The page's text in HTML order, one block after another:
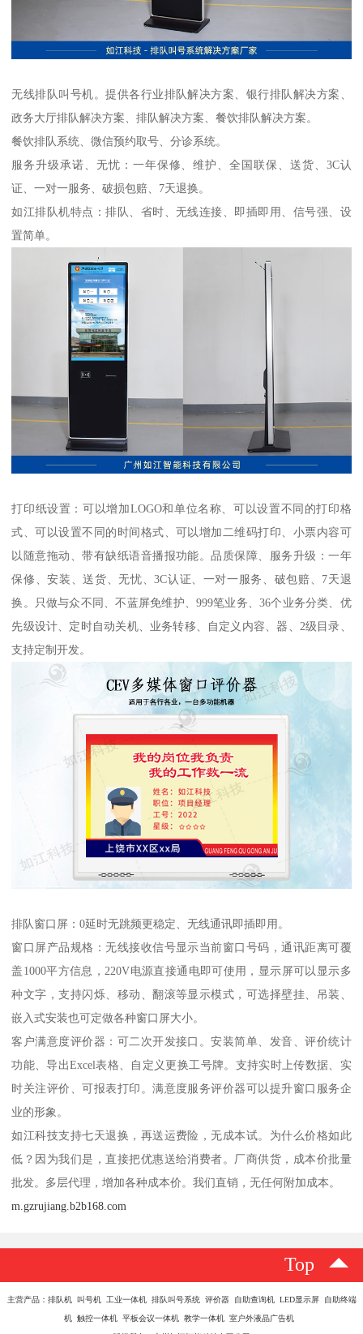
无线排队叫号机。提供各行业排队解决方案、银行排队解决方案、
政务大厅排队解决方案、排队解决方案、餐饮排队解决方案。
餐饮排队系统、微信预约取号、分诊系统。
服务升级承诺、无忧：一年保修、维护、全国联保、送货、3C认
证、一对一服务、破损包赔、7天退换。
如江排队机特点：排队、省时、无线连接、即插即用、信号强、设
置简单。
打印纸设置：可以增加LOGO和单位名称、可以设置不同的打印格
式、可以设置不同的时间格式、可以增加二维码打印、小票内容可
以随意拖动、带有缺纸语音播报功能。品质保障、服务升级：一年
保修、安装、送货、无忧、3C认证、一对一服务、破包赔、7天退
换。只做与众不同、不蓝屏免维护、999笔业务、36个业务分类、优
先级设计、定时自动关机、业务转移、自定义内容、器、2级目录、
支持定制开发。
排队窗口屏：0延时无跳频更稳定、无线通讯即插即用。
窗口屏产品规格：无线接收信号显示当前窗口号码，通讯距离可覆
盖1000平方信息，220V电源直接通电即可使用，显示屏可以显示多
种文字，支持闪烁、移动、翻滚等显示模式，可选择壁挂、吊装、
嵌入式安装也可定做各种窗口屏大小。
客户满意度评价器：可二次开发接口。安装简单、发音、评价统计
功能、导出Excel表格、自定义更换工号牌。支持实时上传数据、实
时关注评价、可报表打印。满意度服务评价器可以提升窗口服务企
业的形象。
如江科技支持七天退换，再送运费险，无成本试。为什么价格如此
低？因为我们是，直接把优惠送给消费者。厂商供货，成本价批量
批发。多层代理，增加各种成本价。我们直销，无任何附加成本。
m.gzrujiang.b2b168.com
Top
主营产品：排队机 叫号机 工业一体机 排队叫号系统 评价器 自助查询机 LED显示屏 自助终端
机 触控一体机 平板会议一体机 教学一体机 室户外液晶广告机